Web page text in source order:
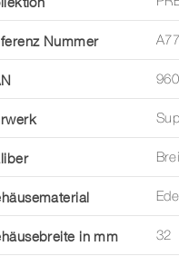
Nummer
in mm 32